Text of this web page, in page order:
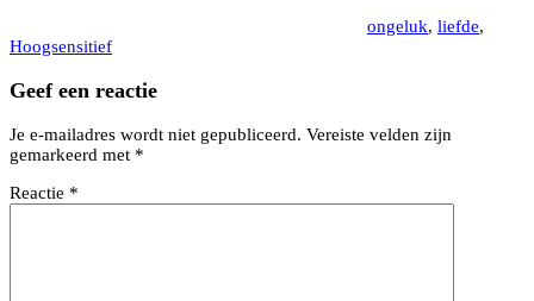
ongeluk, liefde,
Hoogsensitief
Geef een reactie
Je e-mailadres wordt niet gepubliceerd. Vereiste velden zijn
gemarkeerd met *
Reactie *